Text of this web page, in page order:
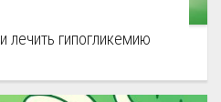
лечить гипогликемию